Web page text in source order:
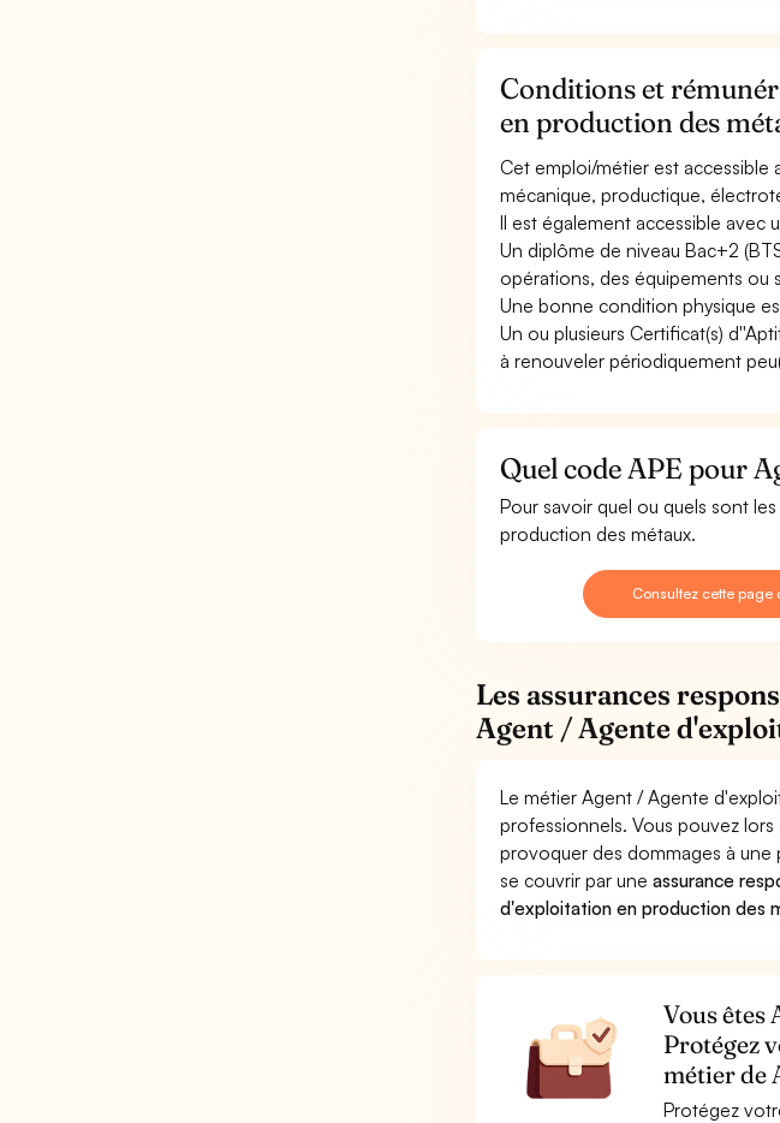
Conditions et
en production des
Cet emploi/métier est accessible
mécanique, productique,
Il est également accessible avec
Un diplôme de niveau Bac+2
opérations, des équipements ou
Une bonne condition physique
Un ou plusieurs Certificat(s)
à renouveler périodiquement
Quel code APE pour
Pour savoir quel ou quels sont
production des métaux.
Consultez cette
Les assurances
Agent / Agente
Le métier Agent / Agente
professionnels. Vous pouvez
provoquer des dommages à une
se couvrir par uneassurance
d'exploitation en production des
Vous êtes
Protégez
métier de
Protégez